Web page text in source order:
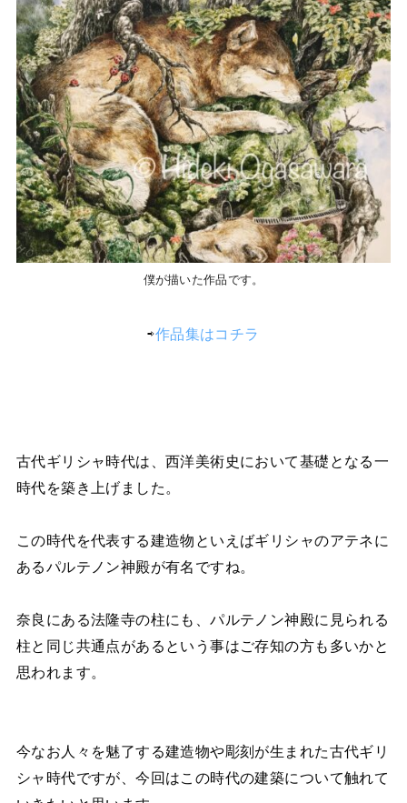
僕が描いた作品です。
⇨作品集はコチラ
古代ギリシャ時代は、西洋美術史において基礎となる一
時代を築き上げました。
この時代を代表する建造物といえばギリシャのアテネに
あるパルテノン神殿が有名ですね。
奈良にある法隆寺の柱にも、パルテノン神殿に見られる
柱と同じ共通点があるという事はご存知の方も多いかと
思われます。
今なお人々を魅了する建造物や彫刻が生まれた古代ギリ
シャ時代ですが、今回はこの時代の建築について触れて